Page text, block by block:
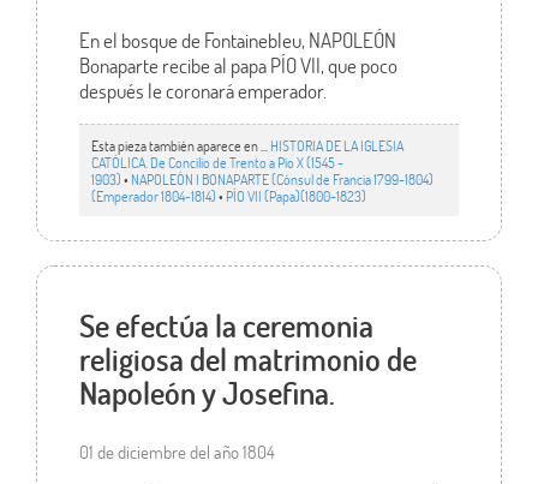
En el bosque de Fontainebleu, NAPOLEÓN
Bonaparte recibe al papa PÍO VII, que poco
después le coronará emperador.
Esta pieza también aparece en ... HISTORIA DE LA IGLESIA
CATÓLICA. De Concilio de Trento a Pío X (1545 -
1903)• NAPOLEÓN I BONAPARTE (Cónsul de Francia 1799-1804)
(Emperador 1804-1814)• PÍO VII (Papa)(1800-1823)
Se efectúa la ceremonia
religiosa del matrimonio de
Napoleón y Josefina.
01 de diciembre del año 1804